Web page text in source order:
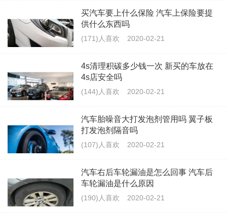
买汽车要上什么保险 汽车上保险要提
供什么东西吗
(171)人喜欢 2020-02-21
4s清理积碳多少钱一次 新买的车放在
4s店安全吗
(144)人喜欢 2020-02-21
汽车胎噪音大打发泡剂管用吗 翼子板
打发泡剂隔音吗
(107)人喜欢 2020-02-21
汽车右后车轮漏油是怎么回事 汽车后
车轮漏油是什么原因
(190)人喜欢 2020-02-21